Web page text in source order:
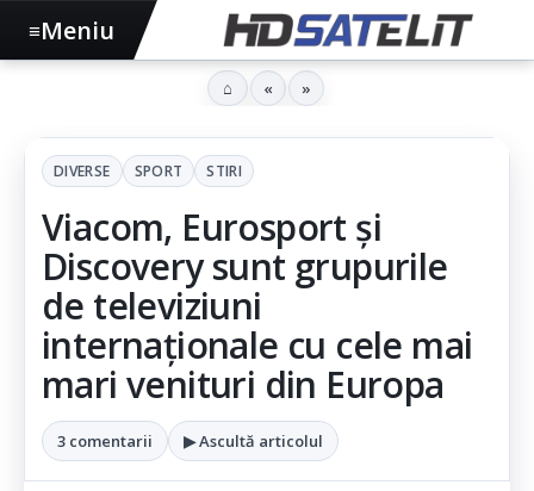
DIVERSE SPORT STIRI
Viacom, Eurosport și
Discovery sunt grupurile
de televiziuni
internaționale cu cele mai
mari venituri din Europa
3 comentarii ▶ Ascultă articolul
≡Meniu
⌂ « »